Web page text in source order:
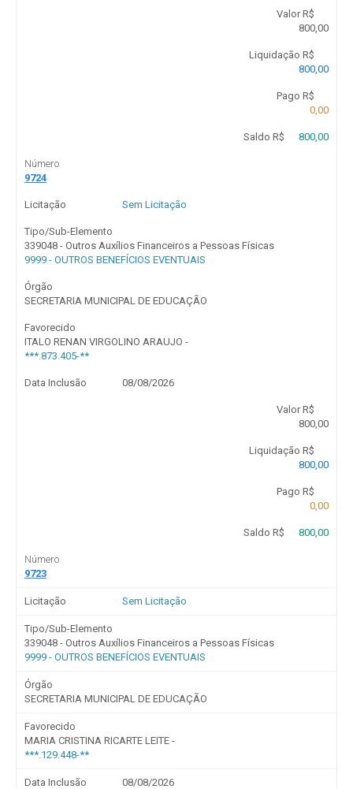
Valor R$
800,00
Liquidação R$
800,00
Pago R$
0,00
Saldo R$ 800,00
Número
9724
Licitação Sem Licitação
Tipo/Sub-Elemento
339048 - Outros Auxílios Financeiros a Pessoas Físicas
9999 - OUTROS BENEFÍCIOS EVENTUAIS
Órgão
SECRETARIA MUNICIPAL DE EDUCAÇÃO
Favorecido
ITALO RENAN VIRGOLINO ARAUJO -
***.873.405-**
Data Inclusão 08/08/2026
Valor R$
800,00
Liquidação R$
800,00
Pago R$
0,00
Saldo R$ 800,00
Número
9723
Licitação Sem Licitação
Tipo/Sub-Elemento
339048 - Outros Auxílios Financeiros a Pessoas Físicas
9999 - OUTROS BENEFÍCIOS EVENTUAIS
Órgão
SECRETARIA MUNICIPAL DE EDUCAÇÃO
Favorecido
MARIA CRISTINA RICARTE LEITE -
***.129.448-**
Data Inclusão 08/08/2026